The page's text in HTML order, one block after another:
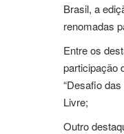
Brasil, a
renomadas
Entre os
participação
“Desafio
Livre;
Outro